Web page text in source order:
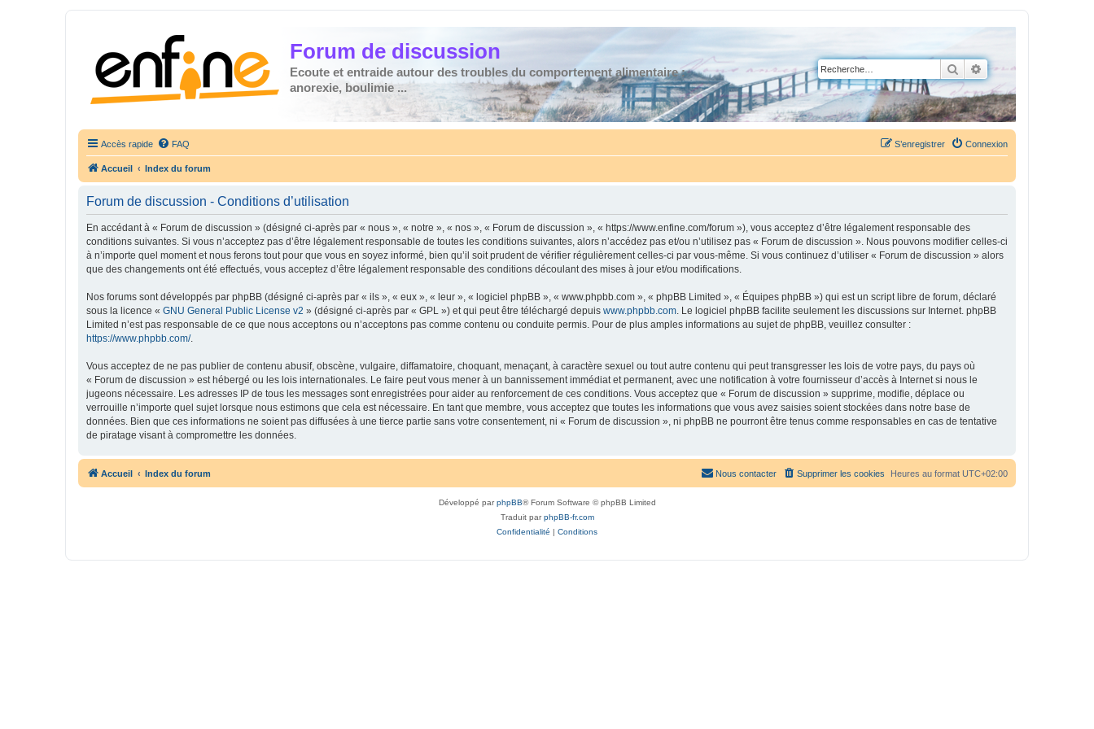
Forum de discussion
Ecoute et entraide autour des troubles du comportement alimentaire :
anorexie, boulimie ...
Rechercher
Recherche avancée
Accès rapide FAQ Connexion
S’enregistrer
Accueil Index du forum
Forum de discussion - Conditions d’utilisation
En accédant à « Forum de discussion » (désigné ci-après par « nous », « notre », « nos », « Forum de discussion », « https://www.enfine.com/forum »), vous acceptez d’être légalement responsable des
conditions suivantes. Si vous n’acceptez pas d’être légalement responsable de toutes les conditions suivantes, alors n’accédez pas et/ou n’utilisez pas « Forum de discussion ». Nous pouvons modifier celles-ci
à n’importe quel moment et nous ferons tout pour que vous en soyez informé, bien qu’il soit prudent de vérifier régulièrement celles-ci par vous-même. Si vous continuez d’utiliser « Forum de discussion » alors
que des changements ont été effectués, vous acceptez d’être légalement responsable des conditions découlant des mises à jour et/ou modifications.
Nos forums sont développés par phpBB (désigné ci-après par « ils », « eux », « leur », « logiciel phpBB », « www.phpbb.com », « phpBB Limited », « Équipes phpBB ») qui est un script libre de forum, déclaré
sous la licence « GNU General Public License v2 » (désigné ci-après par « GPL ») et qui peut être téléchargé depuis www.phpbb.com. Le logiciel phpBB facilite seulement les discussions sur Internet. phpBB
Limited n’est pas responsable de ce que nous acceptons ou n’acceptons pas comme contenu ou conduite permis. Pour de plus amples informations au sujet de phpBB, veuillez consulter :
https://www.phpbb.com/.
Vous acceptez de ne pas publier de contenu abusif, obscène, vulgaire, diffamatoire, choquant, menaçant, à caractère sexuel ou tout autre contenu qui peut transgresser les lois de votre pays, du pays où
« Forum de discussion » est hébergé ou les lois internationales. Le faire peut vous mener à un bannissement immédiat et permanent, avec une notification à votre fournisseur d’accès à Internet si nous le
jugeons nécessaire. Les adresses IP de tous les messages sont enregistrées pour aider au renforcement de ces conditions. Vous acceptez que « Forum de discussion » supprime, modifie, déplace ou
verrouille n’importe quel sujet lorsque nous estimons que cela est nécessaire. En tant que membre, vous acceptez que toutes les informations que vous avez saisies soient stockées dans notre base de
données. Bien que ces informations ne soient pas diffusées à une tierce partie sans votre consentement, ni « Forum de discussion », ni phpBB ne pourront être tenus comme responsables en cas de tentative
de piratage visant à compromettre les données.
Accueil Index du forum Heures au format UTC+02:00
Supprimer les cookies
Nous contacter
Développé parphpBB® Forum Software © phpBB Limited
Traduit parphpBB-fr.com
Confidentialité | Conditions